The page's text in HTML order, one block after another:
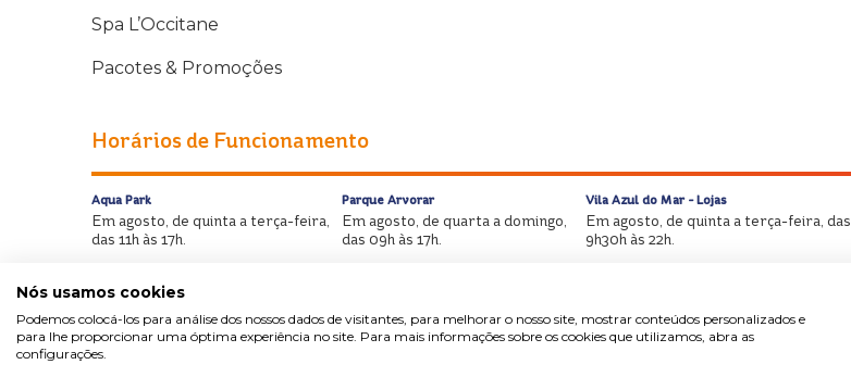
Spa L’Occitane
Pacotes & Promoções
Horários de Funcionamento
Aqua Park
Em agosto, de quinta a terça-feira,
das 11h às 17h.
Parque Arvorar
Em agosto, de quarta a domingo,
das 09h às 17h.
Vila Azul do Mar - Lojas
Em agosto, de quinta a terça-feira, das
9h30h às 22h.
Nós usamos cookies
Podemos colocá-los para análise dos nossos dados de visitantes, para melhorar o nosso site, mostrar conteúdos personalizados e
para lhe proporcionar uma óptima experiência no site. Para mais informações sobre os cookies que utilizamos, abra as
configurações.